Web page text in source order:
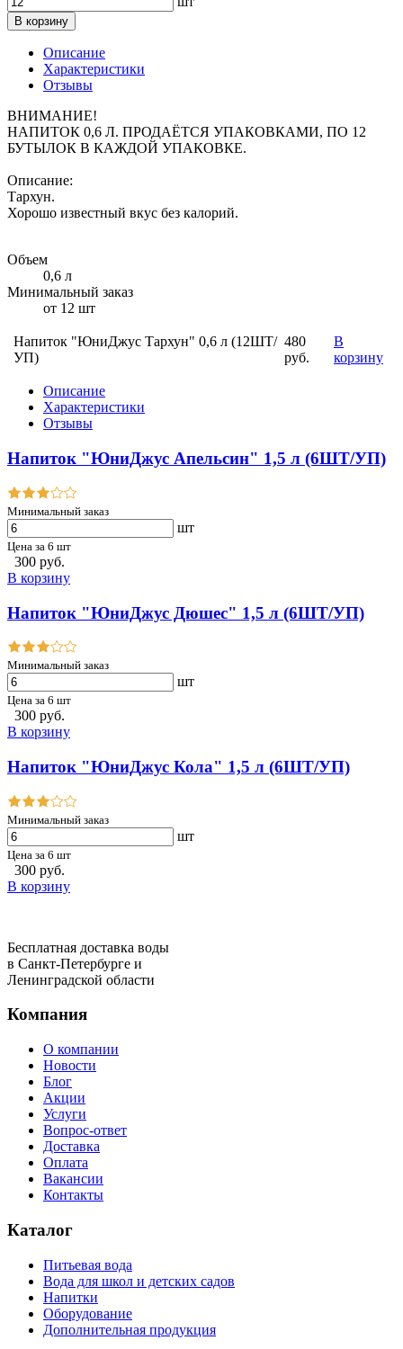
В корзину
Описание
Характеристики
Отзывы
ВНИМАНИЕ!
НАПИТОК 0,6 Л. ПРОДАЁТСЯ УПАКОВКАМИ, ПО 12
БУТЫЛОК В КАЖДОЙ УПАКОВКЕ.
Описание:
Тархун.
Хорошо известный вкус без калорий.
Объем
0,6 л
Минимальный заказ
от 12 шт
Напиток "ЮниДжус Тархун" 0,6 л (12ШТ/
УП)
480
руб.
В
корзину
Описание
Характеристики
Отзывы
Напиток "ЮниДжус Апельсин" 1,5 л (6ШТ/УП)
Минимальный заказ
шт
Цена за 6 шт
300 руб.
В корзину
Напиток "ЮниДжус Дюшес" 1,5 л (6ШТ/УП)
Минимальный заказ
шт
Цена за 6 шт
300 руб.
В корзину
Напиток "ЮниДжус Кола" 1,5 л (6ШТ/УП)
Минимальный заказ
шт
Цена за 6 шт
300 руб.
В корзину
Бесплатная доставка воды
в Санкт-Петербурге и
Ленинградской области
Компания
О компании
Новости
Блог
Акции
Услуги
Вопрос-ответ
Доставка
Оплата
Вакансии
Контакты
Каталог
Питьевая вода
Вода для школ и детских садов
Напитки
Оборудование
Дополнительная продукция